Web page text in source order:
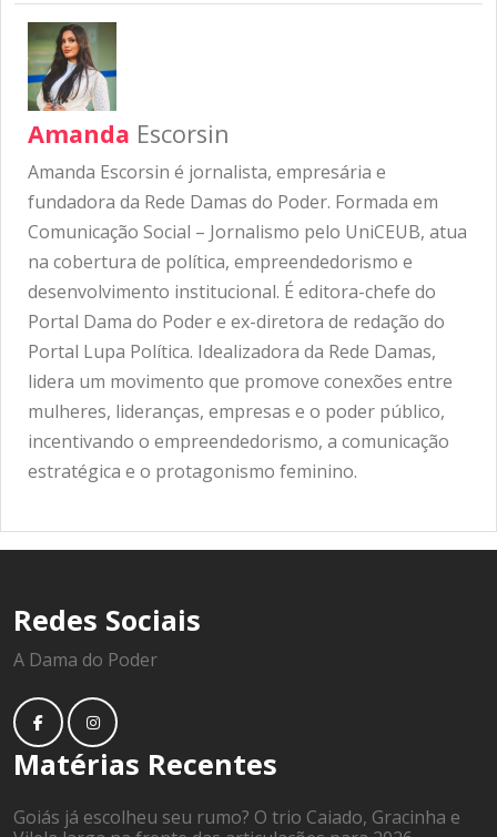
Amanda Escorsin
Amanda Escorsin é jornalista, empresária e
fundadora da Rede Damas do Poder. Formada em
Comunicação Social – Jornalismo pelo UniCEUB, atua
na cobertura de política, empreendedorismo e
desenvolvimento institucional. É editora-chefe do
Portal Dama do Poder e ex-diretora de redação do
Portal Lupa Política. Idealizadora da Rede Damas,
lidera um movimento que promove conexões entre
mulheres, lideranças, empresas e o poder público,
incentivando o empreendedorismo, a comunicação
estratégica e o protagonismo feminino.
Redes Sociais
A Dama do Poder
Matérias Recentes
Goiás já escolheu seu rumo? O trio Caiado, Gracinha e